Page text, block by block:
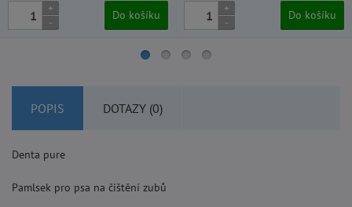
+
-
Do košíku
+
-
Do košíku
POPIS DOTAZY (0)
Denta pure
Pamlsek pro psa na čištění zubů